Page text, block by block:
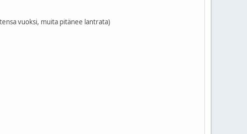
vuoksi, muita pitänee lantrata)